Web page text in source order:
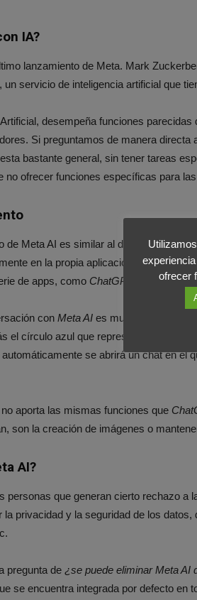
IA?
lanzamiento de Meta. Mark
un servicio de inteligencia artificial que
desempeña funciones parecidas
Si preguntamos de manera
bastante general, sin tener tareas
no ofrecer funciones específicas para
de Meta AI es similar al de otros
en la propia aplicación, de este
de apps, como ChatGPT
con Meta AI es muy sencillo,
el círculo azul que representa al
se abrirá un chat en el
aporta las mismas funciones que
son la creación de imágenes o
AI?
personas que generan cierto rechazo a
la privacidad y la seguridad de los
pregunta de ¿se puede eliminar Meta AI
se encuentra integrada por defecto en
ofrecer